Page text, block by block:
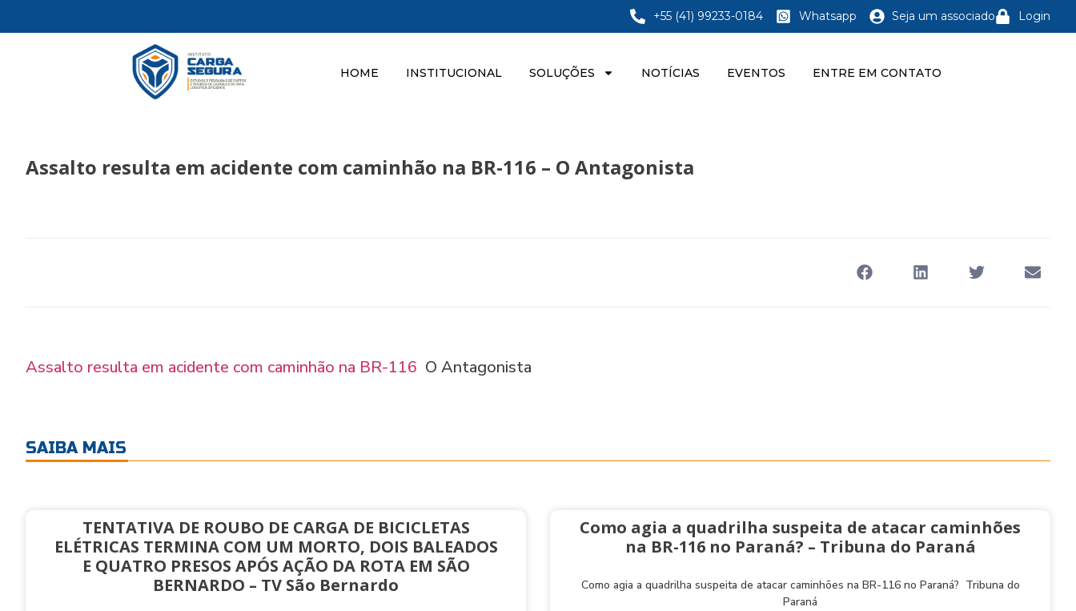
+55 (41) 99233-0184 Whatsapp Seja um associado Login
HOME INSTITUCIONAL SOLUÇÕES NOTÍCIAS EVENTOS ENTRE EM CONTATO
Assalto resulta em acidente com caminhão na BR-116 – O Antagonista
Assalto resulta em acidente com caminhão na BR-116 O Antagonista
SAIBA MAIS
TENTATIVA DE ROUBO DE CARGA DE BICICLETAS
ELÉTRICAS TERMINA COM UM MORTO, DOIS BALEADOS
E QUATRO PRESOS APÓS AÇÃO DA ROTA EM SÃO
BERNARDO – TV São Bernardo
Como agia a quadrilha suspeita de atacar caminhões
na BR-116 no Paraná? – Tribuna do Paraná
Como agia a quadrilha suspeita de atacar caminhões na BR-116 no Paraná? Tribuna do
Paraná